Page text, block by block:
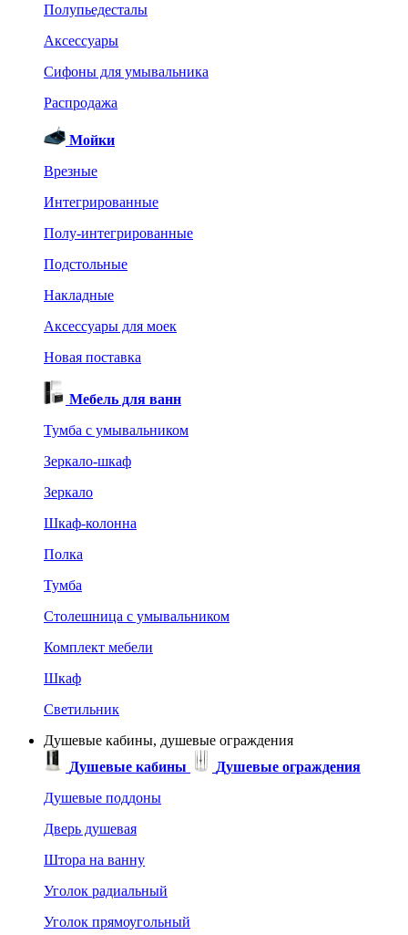
Полупьедесталы
Аксессуары
Сифоны для умывальника
Распродажа
Мойки
Врезные
Интегрированные
Полу-интегрированные
Подстольные
Накладные
Аксессуары для моек
Новая поставка
Мебель для ванн
Тумба с умывальником
Зеркало-шкаф
Зеркало
Шкаф-колонна
Полка
Тумба
Столешница с умывальником
Комплект мебели
Шкаф
Светильник
Душевые кабины, душевые ограждения
Душевые кабины
Душевые ограждения
Душевые поддоны
Дверь душевая
Штора на ванну
Уголок радиальный
Уголок прямоугольный